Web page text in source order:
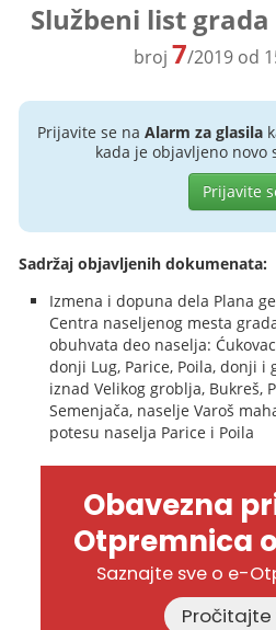
Službeni list
broj 7/2019 od
Prijavite se na Alarm za glasila
kada je objavljeno novo
Prijavite
Sadržaj objavljenih dokumenata:
Izmena i dopuna dela Plana
Centra naseljenog mesta
obuhvata deo naselja:
donji Lug, Parice, Poila, donji i
iznad Velikog groblja, Bukreš,
Semenjača, naselje Varoš
potesu naselja Parice i Poila
Obavezna
Otpremnica
Saznajte sve o e-